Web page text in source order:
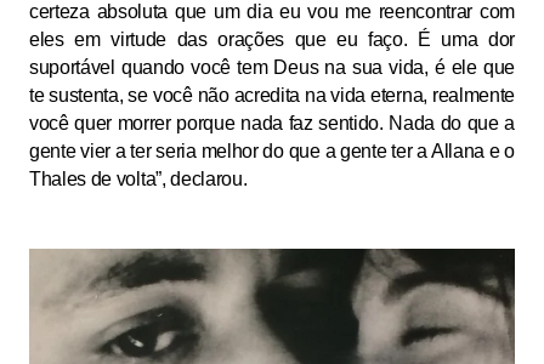
certeza absoluta que um dia eu vou me reencontrar com
eles em virtude das orações que eu faço. É uma dor
suportável quando você tem Deus na sua vida, é ele que
te sustenta, se você não acredita na vida eterna, realmente
você quer morrer porque nada faz sentido. Nada do que a
gente vier a ter seria melhor do que a gente ter a Allana e o
Thales de volta”, declarou.